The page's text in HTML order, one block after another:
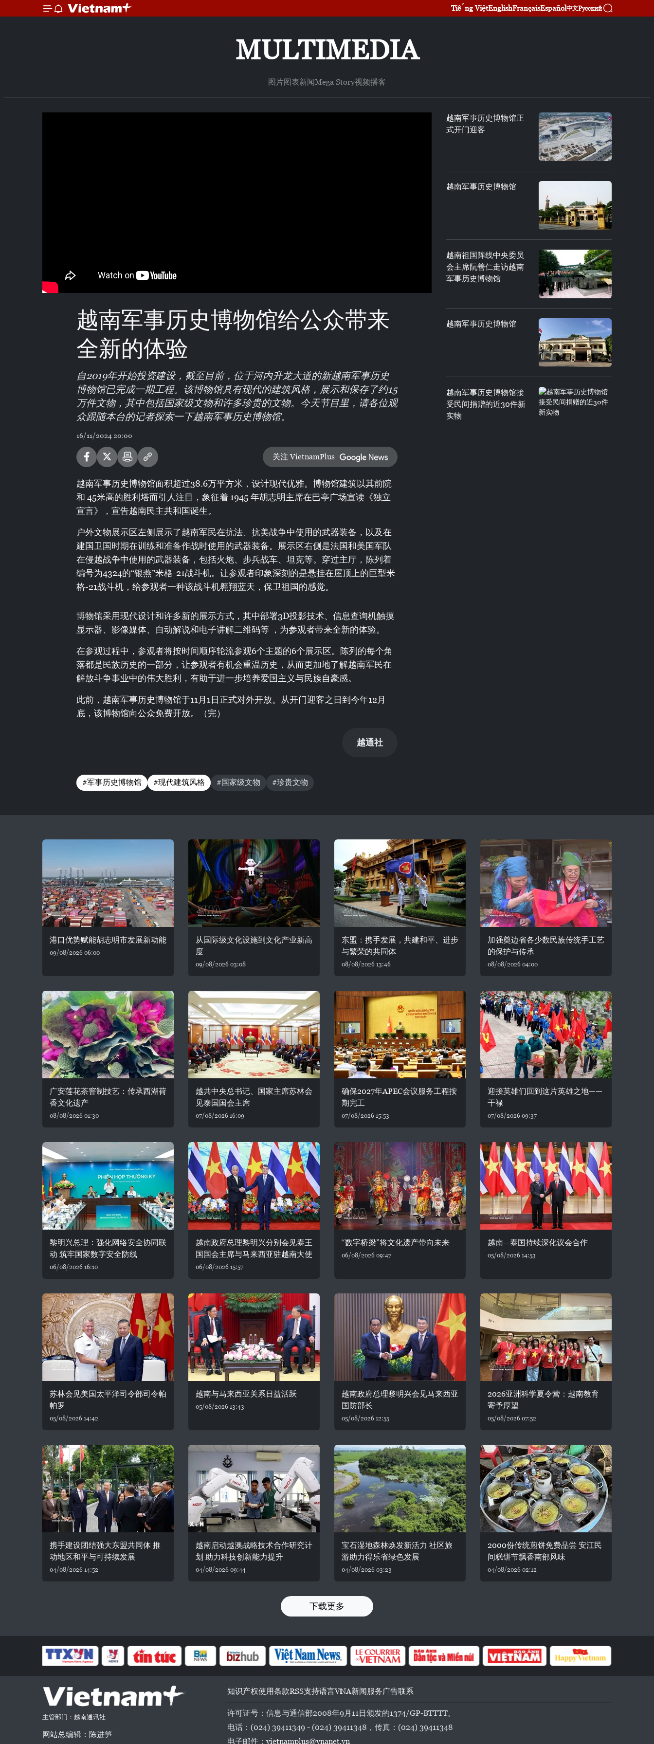
Tiếng ViệtEnglishFrançaisEspañol中文Русский
MULTIMEDIA
图片图表新闻Mega Story视频播客
越南军事历史博物馆给公众带来
全新的体验
自2019年开始投资建设，截至目前，位于河内升龙大道的新越南军事历史
博物馆已完成一期工程。该博物馆具有现代的建筑风格，展示和保存了约15
万件文物，其中包括国家级文物和许多珍贵的文物。今天节目里，请各位观
众跟随本台的记者探索一下越南军事历史博物馆。
16/11/2024 20:00
关注 VietnamPlus
越南军事历史博物馆面积超过38.6万平方米，设计现代优雅。博物馆建筑以其前院
和 45米高的胜利塔而引人注目，象征着 1945 年胡志明主席在巴亭广场宣读《独立
宣言》，宣告越南民主共和国诞生。
户外文物展示区左侧展示了越南军民在抗法、抗美战争中使用的武器装备，以及在
建国卫国时期在训练和准备作战时使用的武器装备。展示区右侧是法国和美国军队
在侵越战争中使用的武器装备，包括火炮、步兵战车、坦克等。穿过主厅，陈列着
编号为4324的“银燕”米格-21战斗机。让参观者印象深刻的是悬挂在屋顶上的巨型米
格-21战斗机，给参观者一种该战斗机翱翔蓝天，保卫祖国的感觉。
博物馆采用现代设计和许多新的展示方式，其中部署3D投影技术、信息查询机触摸
显示器、影像媒体、自动解说和电子讲解二维码等 ，为参观者带来全新的体验。
在参观过程中，参观者将按时间顺序轮流参观6个主题的6个展示区。陈列的每个角
落都是民族历史的一部分，让参观者有机会重温历史，从而更加地了解越南军民在
解放斗争事业中的伟大胜利，有助于进一步培养爱国主义与民族自豪感。
此前，越南军事历史博物馆于11月1日正式对外开放。从开门迎客之日到今年12月
底，该博物馆向公众免费开放。（完）
越通社
#军事历史博物馆 #现代建筑风格 #国家级文物 #珍贵文物
越南军事历史博物馆正
式开门迎客
越南军事历史博物馆
越南祖国阵线中央委员
会主席阮善仁走访越南
军事历史博物馆
越南军事历史博物馆
越南军事历史博物馆接
受民间捐赠的近30件新
实物
港口优势赋能胡志明市发展新动能
09/08/2026 06:00
从国际级文化设施到文化产业新高
度
09/08/2026 03:08
东盟：携手发展，共建和平、进步
与繁荣的共同体
08/08/2026 13:46
加强奠边省各少数民族传统手工艺
的保护与传承
08/08/2026 04:00
广安莲花茶窨制技艺：传承西湖荷
香文化遗产
08/08/2026 01:30
越共中央总书记、国家主席苏林会
见泰国国会主席
07/08/2026 16:09
确保2027年APEC会议服务工程按
期完工
07/08/2026 15:53
迎接英雄们回到这片英雄之地——
干禄
07/08/2026 09:37
黎明兴总理：强化网络安全协同联
动 筑牢国家数字安全防线
06/08/2026 16:10
越南政府总理黎明兴分别会见泰王
国国会主席与马来西亚驻越南大使
06/08/2026 15:57
“数字桥梁”将文化遗产带向未来
06/08/2026 09:47
越南—泰国持续深化议会合作
05/08/2026 14:53
苏林会见美国太平洋司令部司令帕
帕罗
05/08/2026 14:42
越南与马来西亚关系日益活跃
05/08/2026 13:43
越南政府总理黎明兴会见马来西亚
国防部长
05/08/2026 12:55
2026亚洲科学夏令营：越南教育
寄予厚望
05/08/2026 07:52
携手建设团结强大东盟共同体 推
动地区和平与可持续发展
04/08/2026 14:52
越南启动越澳战略技术合作研究计
划 助力科技创新能力提升
04/08/2026 09:44
宝石湿地森林焕发新活力 社区旅
游助力得乐省绿色发展
04/08/2026 03:23
2000份传统煎饼免费品尝 安江民
间糕饼节飘香南部风味
04/08/2026 02:12
下载更多
主管部门：越南通讯社
网站总编辑：陈进笋
知识产权使用条款RSS支持语言VNA新闻服务广告联系
许可证号：信息与通信部2008年9月11日颁发的1374/GP-BTTTT。
电话：(024) 39411349 - (024) 39411348，传真：(024) 39411348
电子邮件：vietnamplus@vnanet.vn